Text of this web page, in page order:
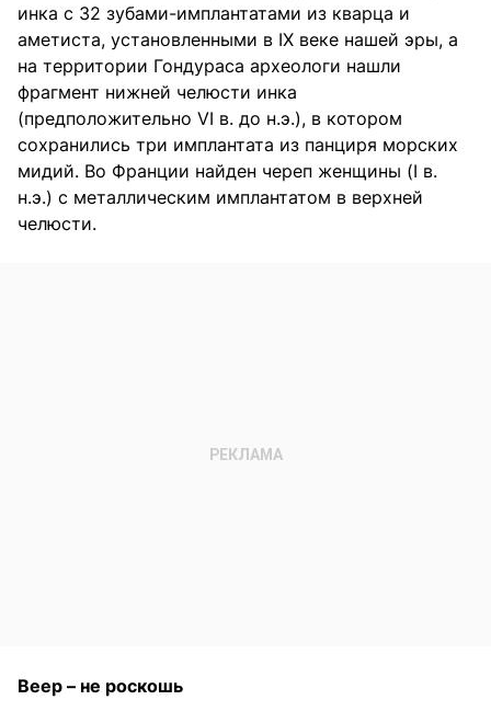
инка с 32 зубами-имплантатами из кварца и
аметиста, установленными в IХ веке нашей эры, а
на территории Гондураса археологи нашли
фрагмент нижней челюсти инка
(предположительно VI в. до н.э.), в котором
сохранились три имплантата из панциря морских
мидий. Во Франции найден череп женщины (I в.
н.э.) с металлическим имплантатом в верхней
челюсти.
Веер – не роскошь